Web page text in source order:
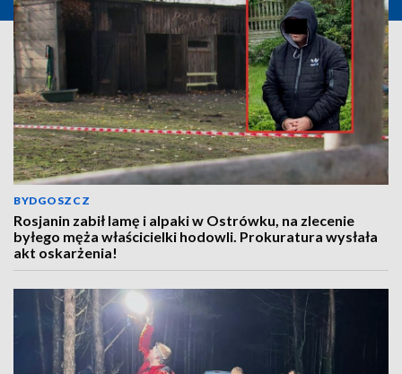
BYDGOSZCZ
Rosjanin zabił lamę i alpaki w Ostrówku, na zlecenie
byłego męża właścicielki hodowli. Prokuratura wysłała
akt oskarżenia!